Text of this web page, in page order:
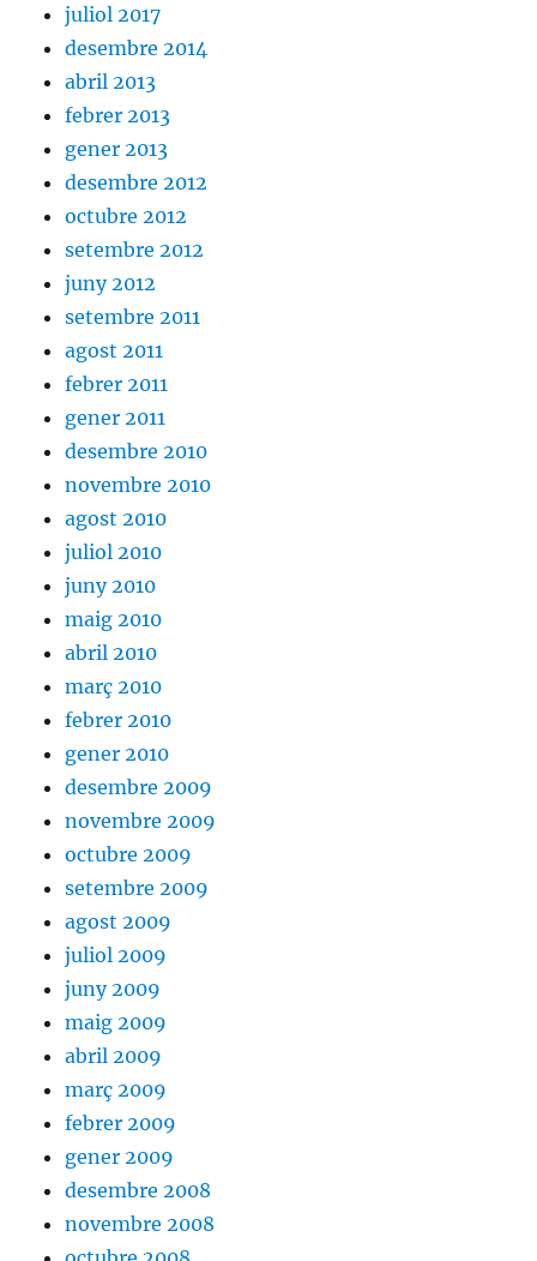
juliol 2017
desembre 2014
abril 2013
febrer 2013
gener 2013
desembre 2012
octubre 2012
setembre 2012
juny 2012
setembre 2011
agost 2011
febrer 2011
gener 2011
desembre 2010
novembre 2010
agost 2010
juliol 2010
juny 2010
maig 2010
abril 2010
març 2010
febrer 2010
gener 2010
desembre 2009
novembre 2009
octubre 2009
setembre 2009
agost 2009
juliol 2009
juny 2009
maig 2009
abril 2009
març 2009
febrer 2009
gener 2009
desembre 2008
novembre 2008